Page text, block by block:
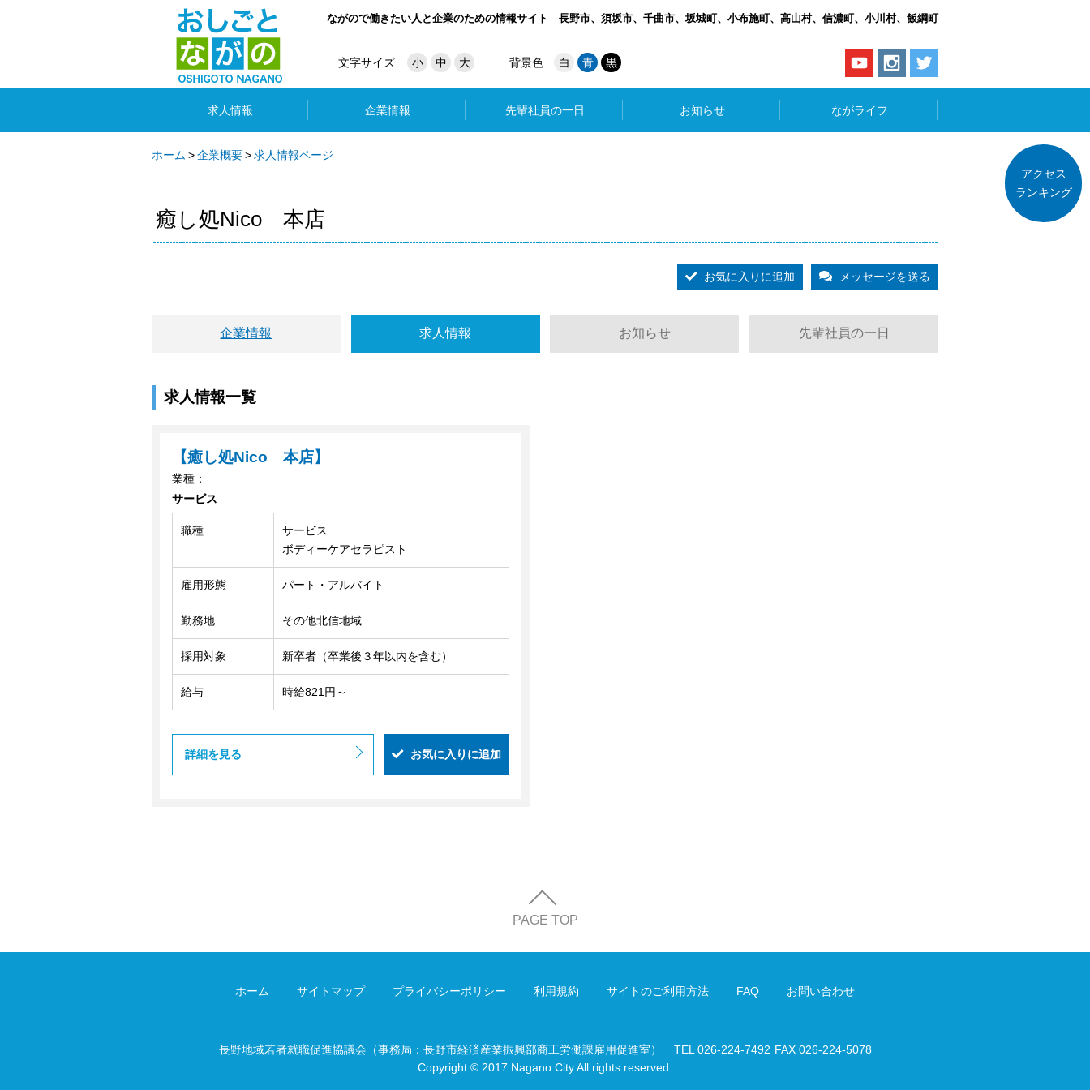
ながので働きたい人と企業のための情報サイト 長野市、須坂市、千曲市、坂城町、小布施町、高山村、信濃町、小川村、飯綱町
文字サイズ 小 中 大 背景色 白 青 黒
求人情報 企業情報 先輩社員の一日 お知らせ ながライフ
ホーム 企業概要 求人情報ページ
癒し処Nico 本店
お気に入りに追加 メッセージを送る
企業情報 求人情報 お知らせ 先輩社員の一日
求人情報一覧
【癒し処Nico 本店】
業種：
サービス
職種
サービス
ボディーケアセラピスト
雇用形態 パート・アルバイト
勤務地 その他北信地域
採用対象 新卒者（卒業後３年以内を含む）
給与 時給821円～
詳細を見る お気に入りに追加
アクセス
ランキング
PAGE TOP
ホーム サイトマップ プライバシーポリシー 利用規約 サイトのご利用方法 FAQ お問い合わせ
長野地域若者就職促進協議会（事務局：長野市経済産業振興部商工労働課雇用促進室） TEL 026-224-7492 FAX 026-224-5078
Copyright © 2017 Nagano City All rights reserved.